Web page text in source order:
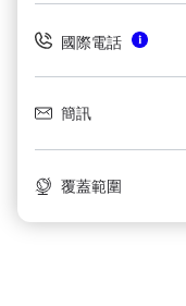
國際電話
簡訊
覆蓋範圍